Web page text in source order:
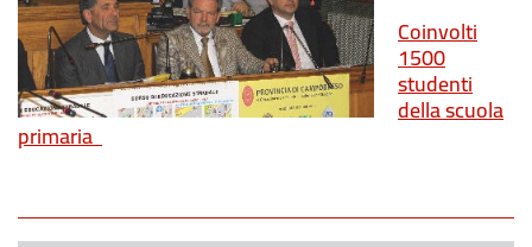
Coinvolti
1500
studenti
della scuola
primaria